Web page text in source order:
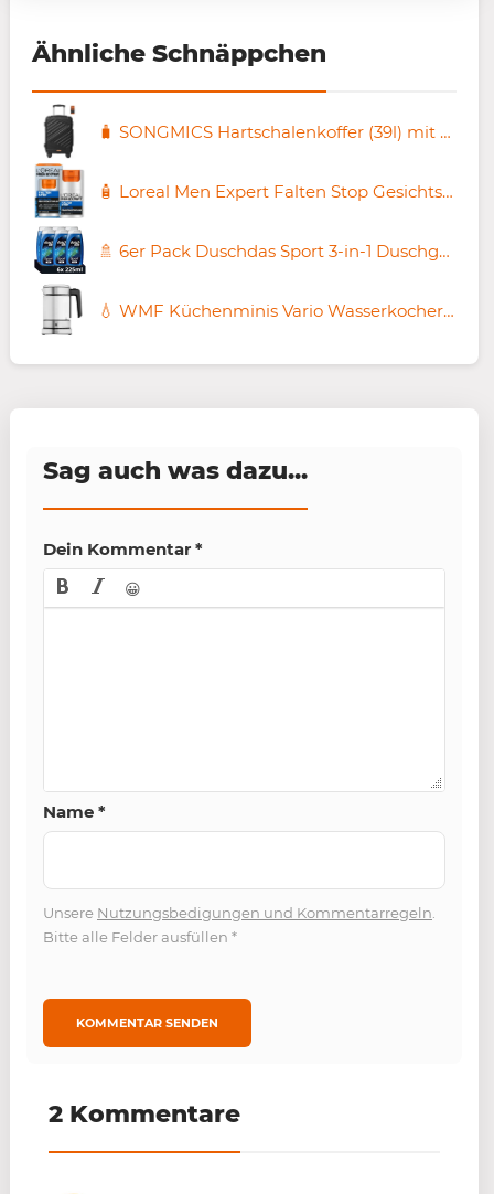
Ähnliche Schnäppchen
🧳 SONGMICS Hartschalenkoffer (39l) mit TSA-Schloss für 24,99€ (statt 33€)
🧴 Loreal Men Expert Falten Stop Gesichtspflege 50 ml ab 6,75€ (statt 11€)
🚿 6er Pack Duschdas Sport 3-in-1 Duschgel & Shampoo ab 5,41€ (statt 11€)
💧 WMF Küchenminis Vario Wasserkocher mit Temperatureinstellung für 64,99€ (statt 77€)
Sag auch was dazu...
Dein Kommentar *
😀
Name *
Unsere Nutzungsbedigungen und Kommentarregeln
Bitte alle Felder ausfüllen *
2 Kommentare